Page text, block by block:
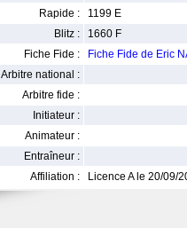
Rapide :
1199 E
Blitz :
1660 F
Fiche Fide :
Fiche Fide de Eric
Arbitre national :
Arbitre fide :
Initiateur :
Animateur :
Entraîneur :
Affiliation :
Licence A le 20/09/